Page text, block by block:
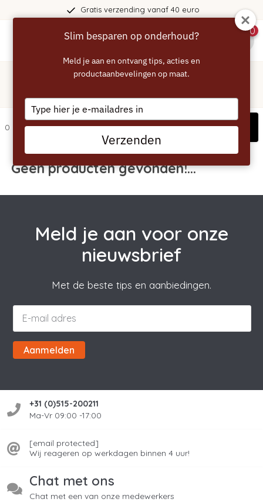
Gratis verzending vanaf 40 euro
0
/delonghi
0 artikelen Filters
Geen producten gevonden!...
Meld je aan voor onze
nieuwsbrief
Met de beste tips en aanbiedingen.
Aanmelden
+31 (0)515-200211
Ma-Vr 09:00 -17:00
[email protected]
Wij reageren op werkdagen binnen 4 uur!
Chat met ons
Chat met een van onze medewerkers
Slim besparen op onderhoud?
Meld je aan en ontvang tips, acties en
productaanbevelingen op maat.
Type
your
email
Verzenden